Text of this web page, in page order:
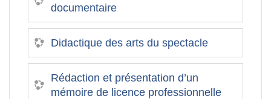
documentaire
Didactique des arts du spectacle
Rédaction et présentation d’un
mémoire de licence professionnelle